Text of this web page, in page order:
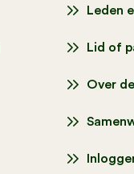
Leden
Lid of
Over